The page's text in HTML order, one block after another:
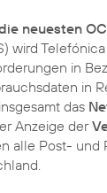
neuesten
wird
in
in
das
Anzeige der
alle Post- und